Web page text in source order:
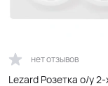
нет отзывов
Lezard Розетка o/у 2-